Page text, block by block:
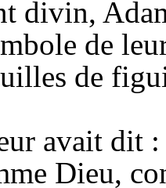
divin,
de
de
avait dit
Dieu,